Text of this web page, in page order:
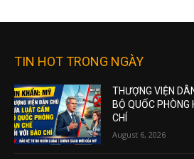
TIN HOT TRONG NGÀY
THƯỢNG VIỆN
BỘ QUỐC
CHÍ
August 6, 2026